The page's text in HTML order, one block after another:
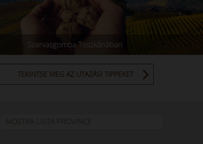
Szarvasgomba Toszkánában
TEKINTSE MEG AZ UTAZÁSI TIPPEKET
MOSTRA LISTA PROVINCE